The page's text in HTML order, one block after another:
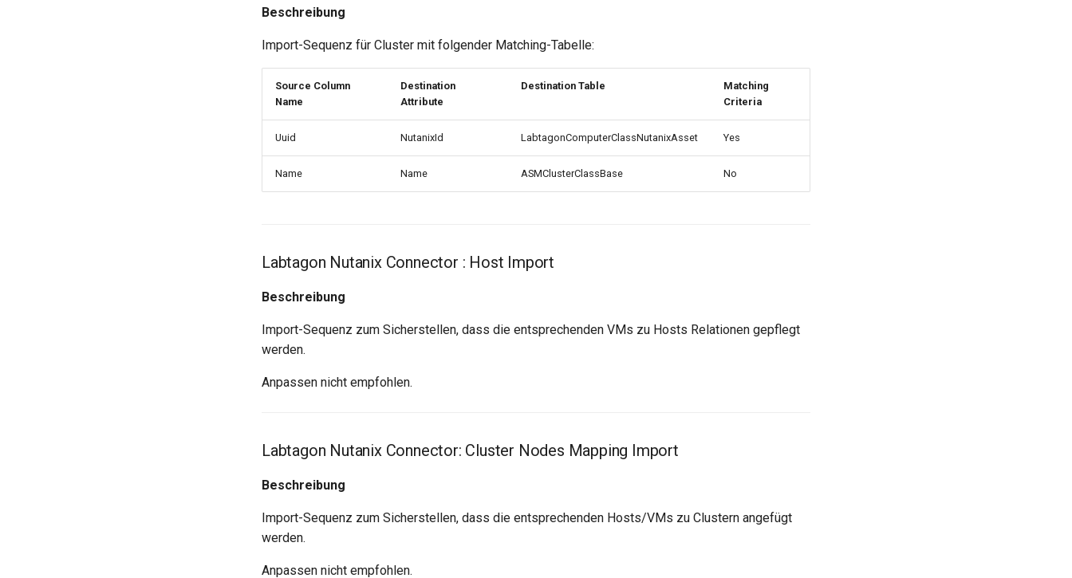
Beschreibung
Import-Sequenz für Cluster mit folgender Matching-Tabelle:
Source Column
Name
Destination
Attribute
Destination Table
Matching
Criteria
Uuid NutanixId LabtagonComputerClassNutanixAsset Yes
Name Name ASMClusterClassBase No
Labtagon Nutanix Connector : Host Import
Beschreibung
Import-Sequenz zum Sicherstellen, dass die entsprechenden VMs zu Hosts Relationen gepflegt
werden.
Anpassen nicht empfohlen.
Labtagon Nutanix Connector: Cluster Nodes Mapping Import
Beschreibung
Import-Sequenz zum Sicherstellen, dass die entsprechenden Hosts/VMs zu Clustern angefügt
werden.
Anpassen nicht empfohlen.